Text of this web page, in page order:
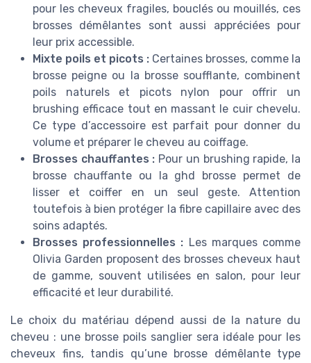
pour les cheveux fragiles, bouclés ou mouillés, ces
brosses démêlantes sont aussi appréciées pour
leur prix accessible.
Mixte poils et picots : Certaines brosses, comme la
brosse peigne ou la brosse soufflante, combinent
poils naturels et picots nylon pour offrir un
brushing efficace tout en massant le cuir chevelu.
Ce type d’accessoire est parfait pour donner du
volume et préparer le cheveu au coiffage.
Brosses chauffantes : Pour un brushing rapide, la
brosse chauffante ou la ghd brosse permet de
lisser et coiffer en un seul geste. Attention
toutefois à bien protéger la fibre capillaire avec des
soins adaptés.
Brosses professionnelles : Les marques comme
Olivia Garden proposent des brosses cheveux haut
de gamme, souvent utilisées en salon, pour leur
efficacité et leur durabilité.
Le choix du matériau dépend aussi de la nature du
cheveu : une brosse poils sanglier sera idéale pour les
cheveux fins, tandis qu’une brosse démêlante type